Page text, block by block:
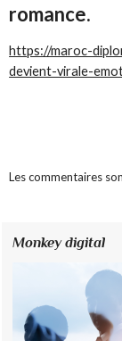
romance.
https://maroc-
devient-virale-
Les commentaires
Monkey digital